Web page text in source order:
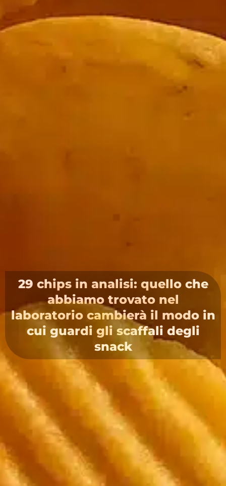
29 chips in analisi: quello che
abbiamo trovato nel
laboratorio cambierà il modo in
cui guardi gli scaffali degli
snack